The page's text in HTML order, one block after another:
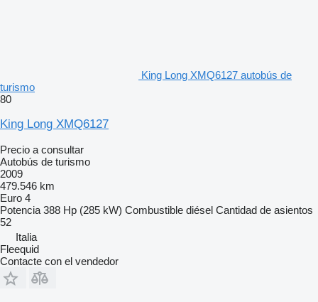
King Long XMQ6127 autobús de
turismo
80
King Long XMQ6127
Precio a consultar
Autobús de turismo
2009
479.546 km
Euro 4
Potencia 388 Hp (285 kW) Combustible diésel Cantidad de asientos
52
Italia
Fleequid
Contacte con el vendedor